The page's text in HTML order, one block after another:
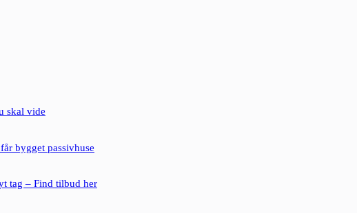
skal vide
bygget passivhuse
tag – Find tilbud her